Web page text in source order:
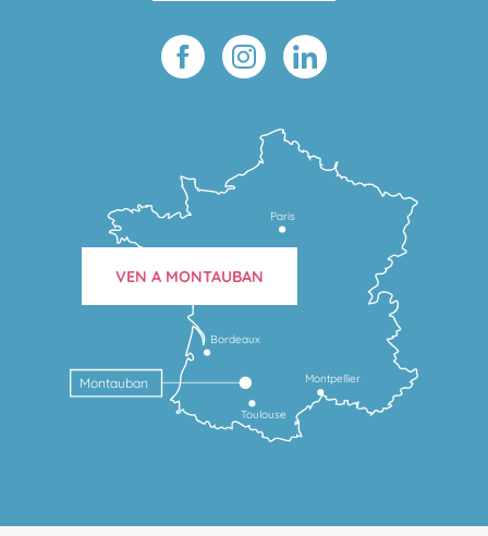
Toulouse
Montpellier
Bordeaux
Montauban
Paris
VEN A MONTAUBAN